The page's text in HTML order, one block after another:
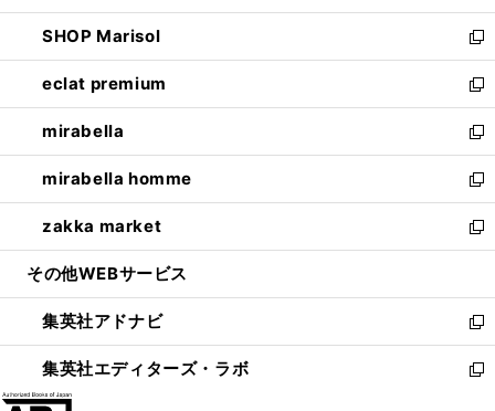
開
く
ウ
で
開
く
ン
ド
ウ
で
開
く
ウ
ィ
ン
ド
ウ
で
開
く
し
い
ウ
ィ
ン
ド
ウ
で
開
く
SHOP Marisol
新
し
い
ウ
ィ
ン
ド
ウ
で
開
eclat premium
新
し
い
ウ
ィ
ン
ド
ウ
開
く
mirabella
新
し
い
ウ
ィ
ン
ウ
で
開
く
mirabella homme
新
し
い
ウ
ン
ド
ウ
で
zakka market
新
し
ウ
ィ
ン
ド
その他WEBサービス
集英社アドナビ
新
し
い
集英社エディターズ・ラボ
新